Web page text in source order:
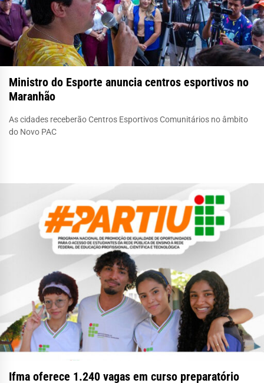
Ministro do Esporte anuncia centros esportivos no
Maranhão
As cidades receberão Centros Esportivos Comunitários no âmbito
do Novo PAC
Ifma oferece 1.240 vagas em curso preparatório